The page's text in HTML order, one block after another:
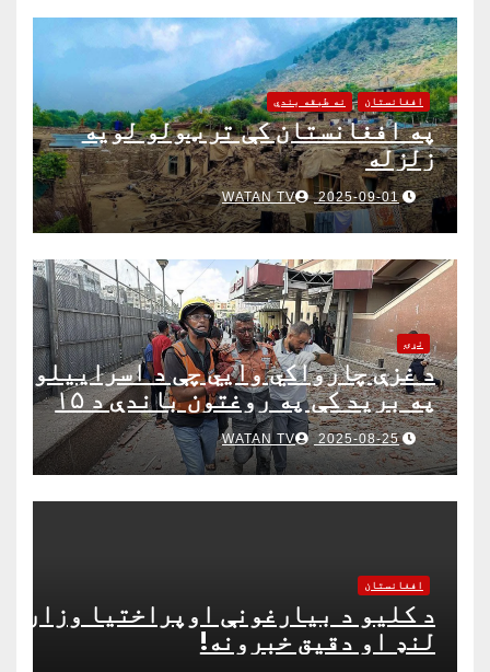
افغانستان نه طبقه بندي
په افغانستان کې تر ټولو لویه
زلزله
2025-09-01
WATAN TV
نړۍ
د غزې چارواکي وايي چې د اسراییلو
په برید کې په روغتون باندې د ۱۵
کسانو په ګډون څلور خبریالان وژل
شوي دي2025-08-25
WATAN TV
افغانستان
د کلیو د بیارغونې اوپراختیا وزارت
لنډ او دقیق خبرونه!